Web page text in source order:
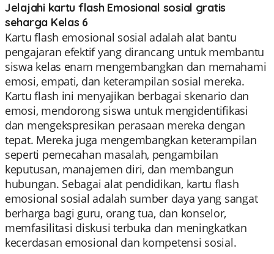
Jelajahi kartu flash Emosional sosial gratis
seharga Kelas 6
Kartu flash emosional sosial adalah alat bantu
pengajaran efektif yang dirancang untuk membantu
siswa kelas enam mengembangkan dan memahami
emosi, empati, dan keterampilan sosial mereka.
Kartu flash ini menyajikan berbagai skenario dan
emosi, mendorong siswa untuk mengidentifikasi
dan mengekspresikan perasaan mereka dengan
tepat. Mereka juga mengembangkan keterampilan
seperti pemecahan masalah, pengambilan
keputusan, manajemen diri, dan membangun
hubungan. Sebagai alat pendidikan, kartu flash
emosional sosial adalah sumber daya yang sangat
berharga bagi guru, orang tua, dan konselor,
memfasilitasi diskusi terbuka dan meningkatkan
kecerdasan emosional dan kompetensi sosial.